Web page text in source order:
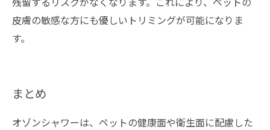
皮膚の敏感な方にも優しいトリミングが可能になりま
す。
まとめ
オゾンシャワーは、ペットの健康面や衛生面に配慮した